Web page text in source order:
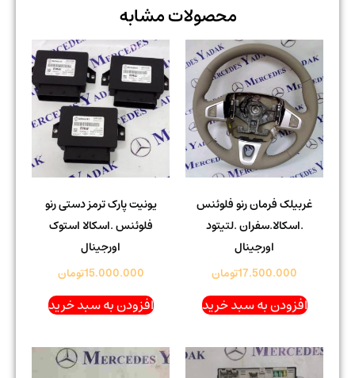
محصولات مشابه
غربیلک فرمان رنو فلوئنس
.اسکالا.سفران .لتیتود
اورجینال
17.500.000تومان
افزودن به سبد خرید
یونیت پارک ترمز دستی رنو
فلوئنس .اسکالا استوک
اورجینال
15.000.000تومان
افزودن به سبد خرید